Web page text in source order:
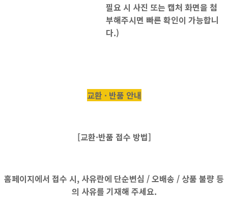
필요 시 사진 또는 캡처 화면을 첨
부해주시면 빠른 확인이 가능합니
다.)
교환 · 반품 안내
[교환·반품 접수 방법]
홈페이지에서 접수 시, 사유란에 단순변심 / 오배송 / 상품 불량등
의 사유를 기재해 주세요.